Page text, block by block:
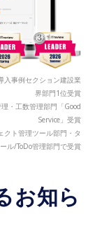
入事例セクション建設業
界部門1位受賞
・工数管理部門「Good
Service」受賞
ト管理ツール部門・タ
ル/ToDo管理部門で受賞
お知ら